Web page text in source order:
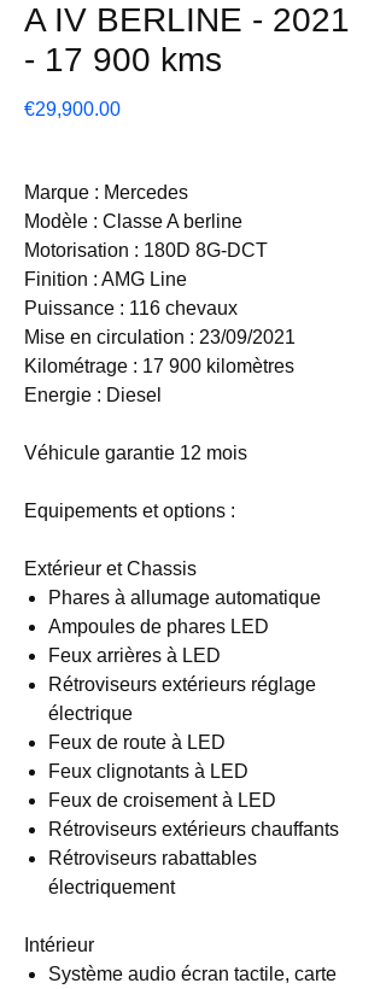
A IV BERLINE - 2021
- 17 900 kms
€29,900.00Price
Marque : Mercedes
Modèle : Classe A berline
Motorisation : 180D 8G-DCT
Finition : AMG Line
Puissance : 116 chevaux
Mise en circulation : 23/09/2021
Kilométrage : 17 900 kilomètres
Energie : Diesel
Véhicule garantie 12 mois
Equipements et options :
Extérieur et Chassis
Phares à allumage automatique
Ampoules de phares LED
Feux arrières à LED
Rétroviseurs extérieurs réglage
électrique
Feux de route à LED
Feux clignotants à LED
Feux de croisement à LED
Rétroviseurs extérieurs chauffants
Rétroviseurs rabattables
électriquement
Intérieur
Système audio écran tactile, carte